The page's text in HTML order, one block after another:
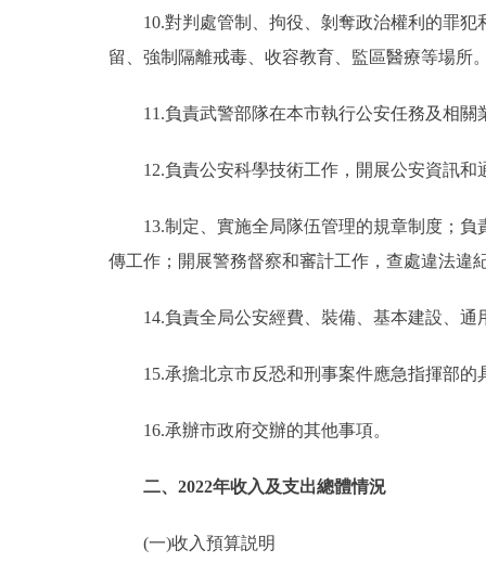
10.對判處管制、拘役、剝奪政治權利的罪犯
留、強制隔離戒毒、收容教育、監區醫療等場所
11.負責武警部隊在本市執行公安任務及相關
12.負責公安科學技術工作，開展公安資訊和
13.制定、實施全局隊伍管理的規章制度；負
傳工作；開展警務督察和審計工作，查處違法違
14.負責全局公安經費、裝備、基本建設、通
15.承擔北京市反恐和刑事案件應急指揮部的
16.承辦市政府交辦的其他事項。
二、2022年收入及支出總體情況
(一)收入預算説明